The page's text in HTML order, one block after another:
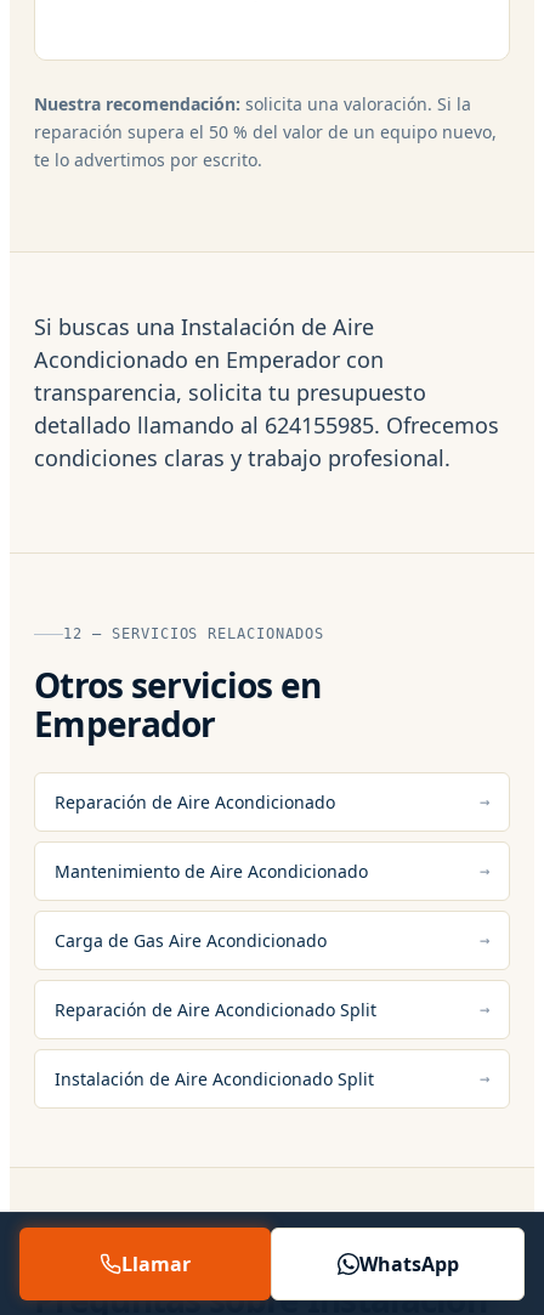
Nuestra recomendación: solicita una valoración. Si la
reparación supera el 50 % del valor de un equipo nuevo,
te lo advertimos por escrito.
Si buscas una Instalación de Aire
Acondicionado en Emperador con
transparencia, solicita tu presupuesto
detallado llamando al 624155985. Ofrecemos
condiciones claras y trabajo profesional.
12 — SERVICIOS RELACIONADOS
Otros servicios en
Emperador
Reparación de Aire Acondicionado
Mantenimiento de Aire Acondicionado
Carga de Gas Aire Acondicionado
Reparación de Aire Acondicionado Split
Instalación de Aire Acondicionado Split
Preguntas sobre Instalacion
Llamar WhatsApp